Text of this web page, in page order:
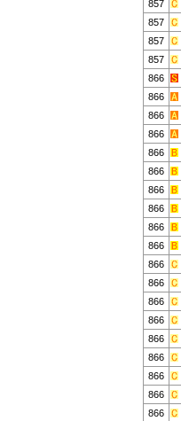
857
857
857
857
866
866
866
866
866
866
866
866
866
866
866
866
866
866
866
866
866
866
866